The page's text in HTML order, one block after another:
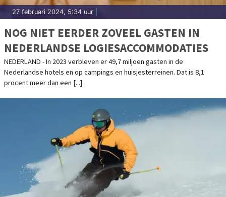
27 februari 2024, 5:34 uur
NOG NIET EERDER ZOVEEL GASTEN IN
NEDERLANDSE LOGIESACCOMMODATIES
NEDERLAND - In 2023 verbleven er 49,7 miljoen gasten in de
Nederlandse hotels en op campings en huisjesterreinen. Dat is 8,1
procent meer dan een [...]